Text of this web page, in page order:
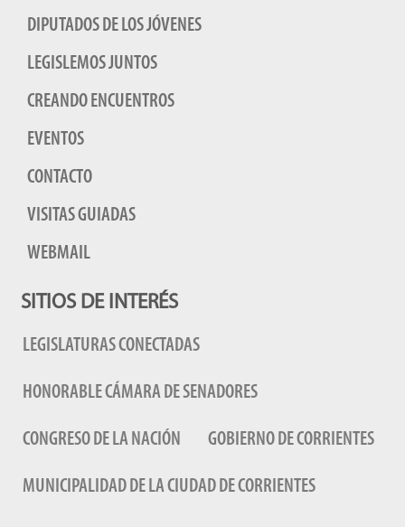
DIPUTADOS DE LOS JÓVENES
LEGISLEMOS JUNTOS
CREANDO ENCUENTROS
EVENTOS
CONTACTO
VISITAS GUIADAS
WEBMAIL
SITIOS DE INTERÉS
LEGISLATURAS CONECTADAS
HONORABLE CÁMARA DE SENADORES
CONGRESO DE LA NACIÓN GOBIERNO DE CORRIENTES
MUNICIPALIDAD DE LA CIUDAD DE CORRIENTES